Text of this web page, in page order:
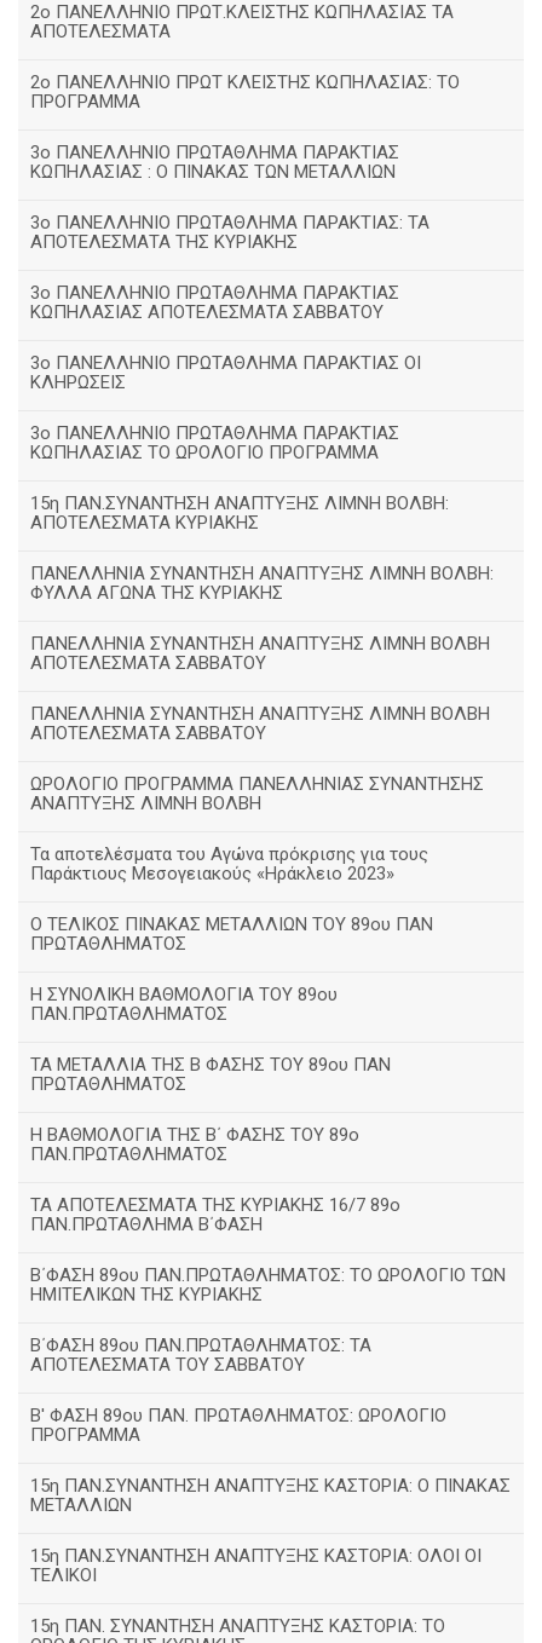
2ο ΠΑΝΕΛΛΗΝΙΟ ΠΡΩΤ.ΚΛΕΙΣΤΗΣ ΚΩΠΗΛΑΣΙΑΣ ΤΑ
ΑΠΟΤΕΛΕΣΜΑΤΑ
2ο ΠΑΝΕΛΛΗΝΙΟ ΠΡΩΤ ΚΛΕΙΣΤΗΣ ΚΩΠΗΛΑΣΙΑΣ: ΤΟ
ΠΡΟΓΡΑΜΜΑ
3ο ΠΑΝΕΛΛΗΝΙΟ ΠΡΩΤΑΘΛΗΜΑ ΠΑΡΑΚΤΙΑΣ
ΚΩΠΗΛΑΣΙΑΣ : Ο ΠΙΝΑΚΑΣ ΤΩΝ ΜΕΤΑΛΛΙΩΝ
3o ΠΑΝΕΛΛΗΝΙΟ ΠΡΩΤΑΘΛΗΜΑ ΠΑΡΑΚΤΙΑΣ: ΤΑ
ΑΠΟΤΕΛΕΣΜΑΤΑ ΤΗΣ ΚΥΡΙΑΚΗΣ
3ο ΠΑΝΕΛΛΗΝΙΟ ΠΡΩΤΑΘΛΗΜΑ ΠΑΡΑΚΤΙΑΣ
ΚΩΠΗΛΑΣΙΑΣ ΑΠΟΤΕΛΕΣΜΑΤΑ ΣΑΒΒΑΤΟΥ
3ο ΠΑΝΕΛΛΗΝΙΟ ΠΡΩΤΑΘΛΗΜΑ ΠΑΡΑΚΤΙΑΣ ΟΙ
ΚΛΗΡΩΣΕΙΣ
3ο ΠΑΝΕΛΛΗΝΙΟ ΠΡΩΤΑΘΛΗΜΑ ΠΑΡΑΚΤΙΑΣ
ΚΩΠΗΛΑΣΙΑΣ ΤΟ ΩΡΟΛΟΓΙΟ ΠΡΟΓΡΑΜΜΑ
15η ΠΑΝ.ΣΥΝΑΝΤΗΣΗ ΑΝΑΠΤΥΞΗΣ ΛΙΜΝΗ ΒΟΛΒΗ:
ΑΠΟΤΕΛΕΣΜΑΤΑ ΚΥΡΙΑΚΗΣ
ΠΑΝΕΛΛΗΝΙΑ ΣΥΝΑΝΤΗΣΗ ΑΝΑΠΤΥΞΗΣ ΛΙΜΝΗ ΒΟΛΒΗ:
ΦΥΛΛΑ ΑΓΩΝΑ ΤΗΣ ΚΥΡΙΑΚΗΣ
ΠΑΝΕΛΛΗΝΙΑ ΣΥΝΑΝΤΗΣΗ ΑΝΑΠΤΥΞΗΣ ΛΙΜΝΗ ΒΟΛΒΗ
ΑΠΟΤΕΛΕΣΜΑΤΑ ΣΑΒΒΑΤΟΥ
ΠΑΝΕΛΛΗΝΙΑ ΣΥΝΑΝΤΗΣΗ ΑΝΑΠΤΥΞΗΣ ΛΙΜΝΗ ΒΟΛΒΗ
ΑΠΟΤΕΛΕΣΜΑΤΑ ΣΑΒΒΑΤΟΥ
ΩΡΟΛΟΓΙΟ ΠΡΟΓΡΑΜΜΑ ΠΑΝΕΛΛΗΝΙΑΣ ΣΥΝΑΝΤΗΣΗΣ
ΑΝΑΠΤΥΞΗΣ ΛΙΜΝΗ ΒΟΛΒΗ
Τα αποτελέσματα του Αγώνα πρόκρισης για τους
Παράκτιους Μεσογειακούς «Ηράκλειο 2023»
Ο ΤΕΛΙΚΟΣ ΠΙΝΑΚΑΣ ΜΕΤΑΛΛΙΩΝ ΤΟΥ 89ου ΠΑΝ
ΠΡΩΤΑΘΛΗΜΑΤΟΣ
Η ΣΥΝΟΛΙΚΗ ΒΑΘΜΟΛΟΓΙΑ ΤΟΥ 89ου
ΠΑΝ.ΠΡΩΤΑΘΛΗΜΑΤΟΣ
ΤΑ ΜΕΤΑΛΛΙΑ ΤΗΣ Β ΦΑΣΗΣ ΤΟΥ 89ου ΠΑΝ
ΠΡΩΤΑΘΛΗΜΑΤΟΣ
H ΒΑΘΜΟΛΟΓΙΑ ΤΗΣ Β΄ ΦΑΣΗΣ ΤΟΥ 89ο
ΠΑΝ.ΠΡΩΤΑΘΛΗΜΑΤΟΣ
ΤΑ ΑΠΟΤΕΛΕΣΜΑΤΑ ΤΗΣ ΚΥΡΙΑΚΗΣ 16/7 89ο
ΠΑΝ.ΠΡΩΤΑΘΛΗΜΑ Β΄ΦΑΣΗ
Β΄ΦΑΣΗ 89ου ΠΑΝ.ΠΡΩΤΑΘΛΗΜΑΤΟΣ: ΤΟ ΩΡΟΛΟΓΙΟ ΤΩΝ
ΗΜΙΤΕΛΙΚΩΝ ΤΗΣ ΚΥΡΙΑΚΗΣ
Β΄ΦΑΣΗ 89ου ΠΑΝ.ΠΡΩΤΑΘΛΗΜΑΤΟΣ: ΤΑ
ΑΠΟΤΕΛΕΣΜΑΤΑ ΤΟΥ ΣΑΒΒΑΤΟΥ
Β' ΦΑΣΗ 89ου ΠΑΝ. ΠΡΩΤΑΘΛΗΜΑΤΟΣ: ΩΡΟΛΟΓΙΟ
ΠΡΟΓΡΑΜΜΑ
15η ΠΑΝ.ΣΥΝΑΝΤΗΣΗ ΑΝΑΠΤΥΞΗΣ ΚΑΣΤΟΡΙΑ: Ο ΠΙΝΑΚΑΣ
ΜΕΤΑΛΛΙΩΝ
15η ΠΑΝ.ΣΥΝΑΝΤΗΣΗ ΑΝΑΠΤΥΞΗΣ ΚΑΣΤΟΡΙΑ: ΟΛΟΙ ΟΙ
ΤΕΛΙΚΟΙ
15η ΠΑΝ. ΣΥΝΑΝΤΗΣΗ ΑΝΑΠΤΥΞΗΣ ΚΑΣΤΟΡΙΑ: ΤΟ